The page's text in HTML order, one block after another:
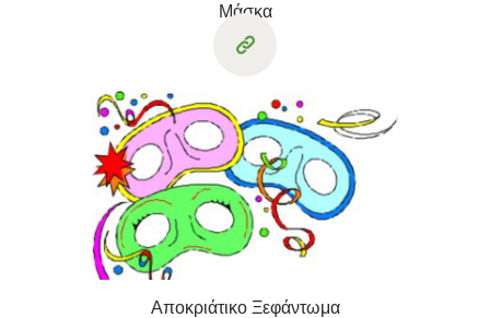
Μάσκα
Αποκριάτικο Ξεφάντωμα